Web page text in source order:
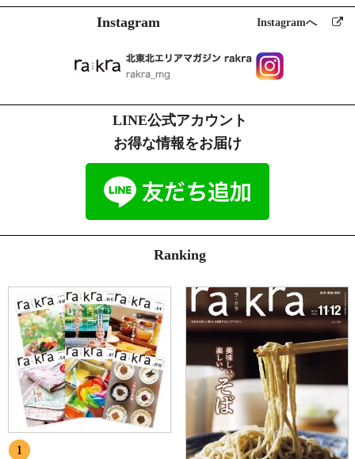
当ショップでは、下記の場合を除いてはお客様の断りなく第三者に個
人情報を開示・提供することはいたしません。
a)法令に基づく場合、及び国の機関若しくは地方公共団体又はその委
託を受けた者が法令の定める事務を遂行することに対して協力する必
本人の同意を得ることが困難である場合
4.個人情報の安全管理
川口印刷工業（株）個人情報保護方針に従い、個人情報の本人の権利
プライバシーマーク認定情報
http://www.kpj.co.jp/index.php/csr/privacymark
5.個人情報の訂正、削除
お客様からお預かりした個人情報の訂正・削除は下記の問合せ先より
また、ユーザー登録された場合、当サイトのメニュー「マイアカウン
6.cookie(クッキー)の使用について
当社は、お客様によりよいサービスを提供するため、cookie （クッ
キー）を使用することがありますが、これにより個人を特定できる情
報の収集を行えるものではなく、お客様のプライバシーを侵害するこ
とはございません。
また、cookie （クッキー）の受け入れを希望されない場合は、ブラ
ウザの設定で変更することができます。
※cookie （クッキー）とは、サーバーコンピュータからお客様のブ
ラウザに送信され、お客様が使用しているコンピュータのハードディ
スクに蓄積される情報です。
Instagram Instagramへ
LINE公式アカウント
お得な情報をお届け
Ranking